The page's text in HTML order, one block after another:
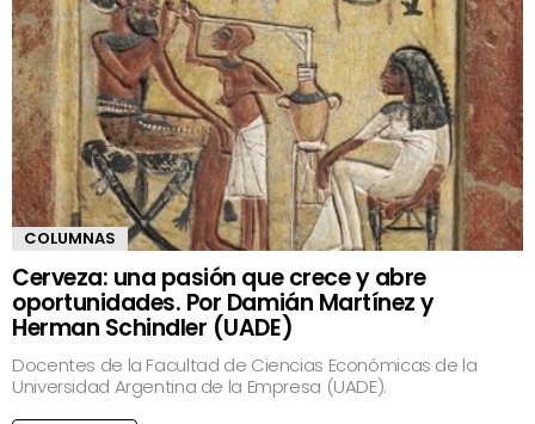
COLUMNAS
Cerveza: una pasión que crece y abre
oportunidades. Por Damián Martínez y
Herman Schindler (UADE)
Docentes de la Facultad de Ciencias Económicas de la
Universidad Argentina de la Empresa (UADE).